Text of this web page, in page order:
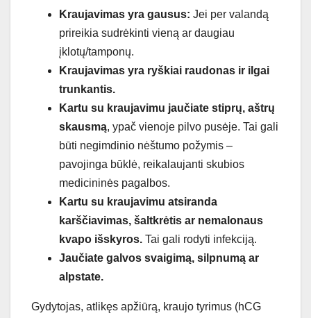
Kraujavimas yra gausus: Jei per valandą
prireikia sudrėkinti vieną ar daugiau
įklotų/tamponų.
Kraujavimas yra ryškiai raudonas ir ilgai
trunkantis.
Kartu su kraujavimu jaučiate stiprų, aštrų
skausmą, ypač vienoje pilvo pusėje. Tai gali
būti negimdinio nėštumo požymis –
pavojinga būklė, reikalaujanti skubios
medicininės pagalbos.
Kartu su kraujavimu atsiranda
karščiavimas, šaltkrėtis ar nemalonaus
kvapo išskyros. Tai gali rodyti infekciją.
Jaučiate galvos svaigimą, silpnumą ar
alpstate.
Gydytojas, atlikęs apžiūrą, kraujo tyrimus (hCG